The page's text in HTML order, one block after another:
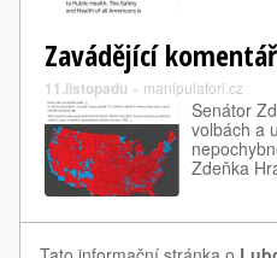
Zavádějící
11.listopadu » manipulatori.cz
Senátor
volbách a
Zdeňka